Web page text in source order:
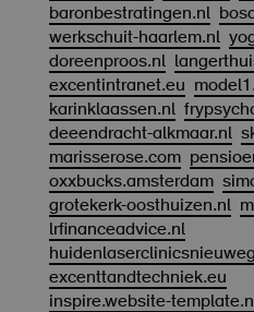
baronbestratingen.nl
werkschuit-haarlem.nl
doreenproos.nl
excentintranet.eu
karinklaassen.nl
deeendracht-alkmaar.nl
marisserose.com
oxxbucks.amsterdam
grotekerk-oosthuizen.nl
lrfinanceadvice.nl
excenttandtechniek.eu
inspire.website-